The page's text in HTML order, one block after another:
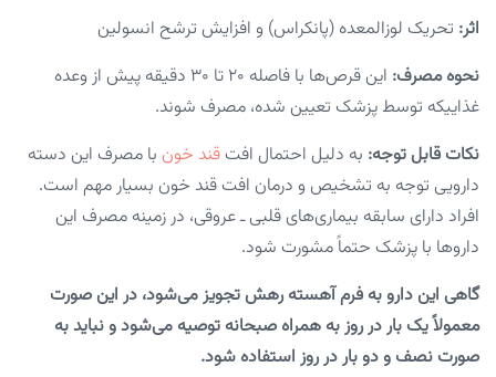
اثر: تحریک لوزالمعده (پانکراس) و افزایش ترشح انسولین
نحوه مصرف:
این قرص‌ها با فاصله ۲۰ تا ۳۰ دقیقه پیش از وعده
غذاییکه توسط پزشک تعیین شده، مصرف شوند.
نکات قابل توجه: به دلیل احتمال افت قند خون با مصرف این دسته
دارویی توجه به تشخیص و درمان افت قند خون بسیار مهم است.
افراد دارای سابقه بیماری‌های قلبی ـ عروقی، در زمینه مصرف این
داروها با پزشک حتماً مشورت شود.
گاهی این دارو به فرم آهسته رهش تجویز می‌شود، در این صورت
معمولاً یک بار در روز به همراه صبحانه توصیه می‌شود و نباید به
صورت نصف و دو بار در روز استفاده شود.